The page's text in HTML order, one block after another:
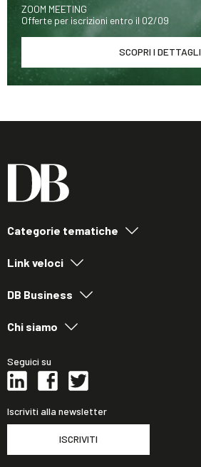
ZOOM MEETING
Offerte per iscrizioni entro il 02/09
SCOPRI I DETTAGLI
Categorie tematiche
Link veloci
DB Business
Chi siamo
Seguici su
Iscriviti alla newsletter
ISCRIVITI